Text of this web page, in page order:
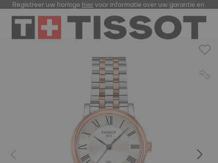
Registreer uw horlogehiervoor informatie over uw garantie en